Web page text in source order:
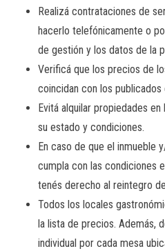
Realizá contrataciones de
hacerlo telefónicamente o
de gestión y los datos de la
Verificá que los precios de
coincidan con los
Evitá alquilar propiedades
su estado y condiciones.
En caso de que el inmueble
cumpla con las condiciones
tenés derecho al reintegro
Todos los locales
la lista de precios. Además,
individual por cada mesa